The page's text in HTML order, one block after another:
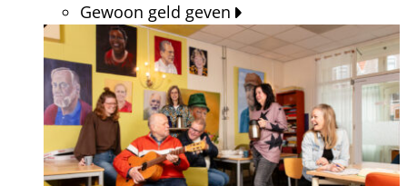
Gewoon geld geven